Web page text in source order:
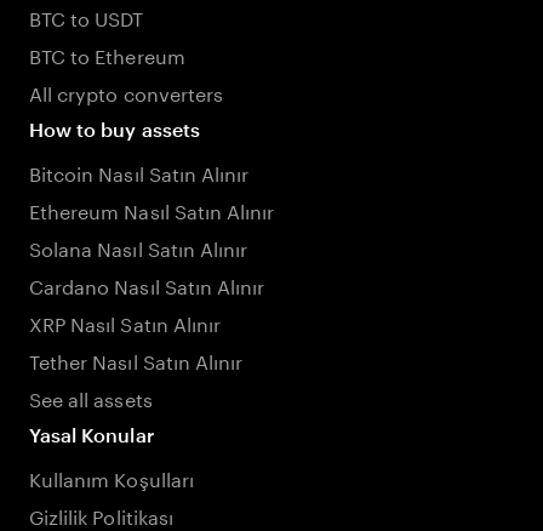
BTC to USDT
BTC to Ethereum
All crypto converters
How to buy assets
Bitcoin Nasıl Satın Alınır
Ethereum Nasıl Satın Alınır
Solana Nasıl Satın Alınır
Cardano Nasıl Satın Alınır
XRP Nasıl Satın Alınır
Tether Nasıl Satın Alınır
See all assets
Yasal Konular
Kullanım Koşulları
Gizlilik Politikası